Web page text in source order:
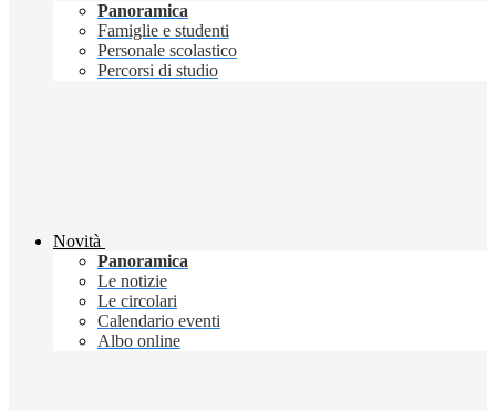
Panoramica
Famiglie e studenti
Personale scolastico
Percorsi di studio
Novità
Panoramica
Le notizie
Le circolari
Calendario eventi
Albo online